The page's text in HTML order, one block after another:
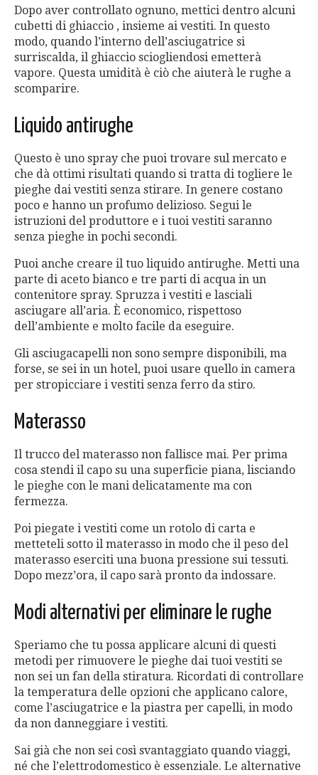
Dopo aver controllato ognuno, mettici dentro alcuni
cubetti di ghiaccio , insieme ai vestiti. In questo
modo, quando l’interno dell’asciugatrice si
surriscalda, il ghiaccio sciogliendosi emetterà
vapore. Questa umidità è ciò che aiuterà le rughe a
scomparire.
Liquido antirughe
Questo è uno spray che puoi trovare sul mercato e
che dà ottimi risultati quando si tratta di togliere le
pieghe dai vestiti senza stirare. In genere costano
poco e hanno un profumo delizioso. Segui le
istruzioni del produttore e i tuoi vestiti saranno
senza pieghe in pochi secondi.
Puoi anche creare il tuo liquido antirughe. Metti una
parte di aceto bianco e tre parti di acqua in un
contenitore spray. Spruzza i vestiti e lasciali
asciugare all’aria. È economico, rispettoso
dell’ambiente e molto facile da eseguire.
Gli asciugacapelli non sono sempre disponibili, ma
forse, se sei in un hotel, puoi usare quello in camera
per stropicciare i vestiti senza ferro da stiro.
Materasso
Il trucco del materasso non fallisce mai. Per prima
cosa stendi il capo su una superficie piana, lisciando
le pieghe con le mani delicatamente ma con
fermezza.
Poi piegate i vestiti come un rotolo di carta e
metteteli sotto il materasso in modo che il peso del
materasso eserciti una buona pressione sui tessuti.
Dopo mezz’ora, il capo sarà pronto da indossare.
Modi alternativi per eliminare le rughe
Speriamo che tu possa applicare alcuni di questi
metodi per rimuovere le pieghe dai tuoi vestiti se
non sei un fan della stiratura. Ricordati di controllare
la temperatura delle opzioni che applicano calore,
come l’asciugatrice e la piastra per capelli, in modo
da non danneggiare i vestiti.
Sai già che non sei così svantaggiato quando viaggi,
né che l’elettrodomestico è essenziale. Le alternative